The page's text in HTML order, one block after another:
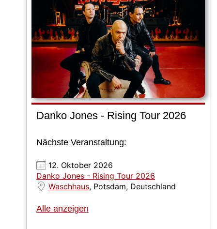
Danko Jones - Rising Tour 2026
Nächste Veranstaltung:
12. Oktober 2026
Danko Jones - Rising Tour 2026
Waschhaus, Potsdam, Deutschland
Alle anzeigen